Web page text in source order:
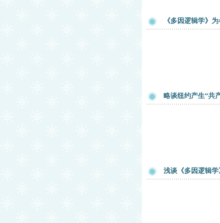
《多因逻辑学》
略谈纽约产生“共
浅谈《多因逻辑